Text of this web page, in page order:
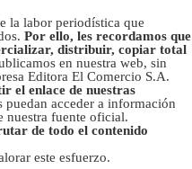
la labor periodística que
Por ello, les recordamos que
distribuir, copiar total
en nuestra web, sin
Editora El Comercio S.A.
el enlace de nuestras
puedan acceder a información
nuestra fuente oficial.
de todo el contenido
este esfuerzo.